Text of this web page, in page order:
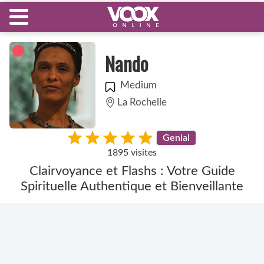
Nando
Medium
La Rochelle
Genial
1895 visites
Clairvoyance et Flashs : Votre Guide
Spirituelle Authentique et Bienveillante